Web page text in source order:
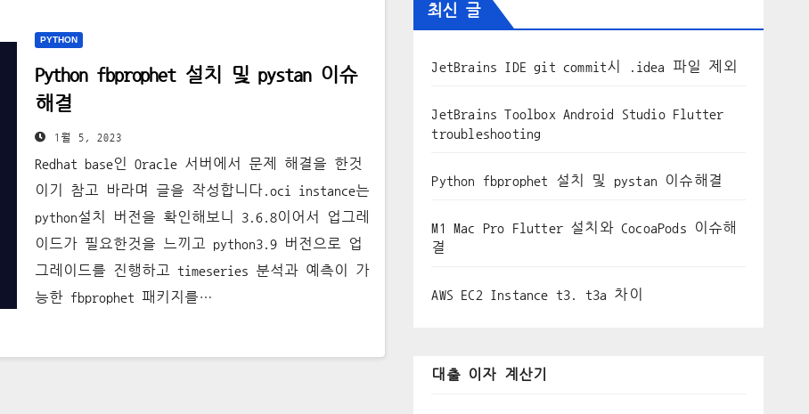
PYTHON
Python fbprophet 설치 및 pystan 이슈
해결
1월 5, 2023
Redhat base인 Oracle 서버에서 문제 해결을 한것
이기 참고 바라며 글을 작성합니다.oci instance는
python설치 버전을 확인해보니 3.6.8이어서 업그레
이드가 필요한것을 느끼고 python3.9 버전으로 업
그레이드를 진행하고 timeseries 분석과 예측이 가
능한 fbprophet 패키지를…
최신 글
JetBrains IDE git commit시 .idea 파일 제외
JetBrains Toolbox Android Studio Flutter
troubleshooting
Python fbprophet 설치 및 pystan 이슈해결
M1 Mac Pro Flutter 설치와 CocoaPods 이슈해
결
AWS EC2 Instance t3. t3a 차이
대출 이자 계산기